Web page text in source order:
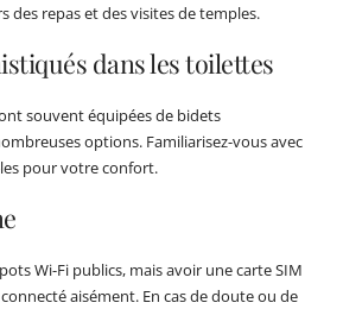
des repas et des visites de temples.
dans les toilettes
souvent équipées de bidets
options. Familiarisez-vous avec
pour votre confort.
Wi-Fi publics, mais avoir une carte SIM
aisément. En cas de doute ou de